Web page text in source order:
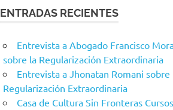
ENTRADAS RECIENTES
Entrevista a Abogado Francisco
sobre la Regularización Extraordinaria
Entrevista a Jhonatan Romani sobre
Regularización Extraordinaria
Casa de Cultura Sin Fronteras